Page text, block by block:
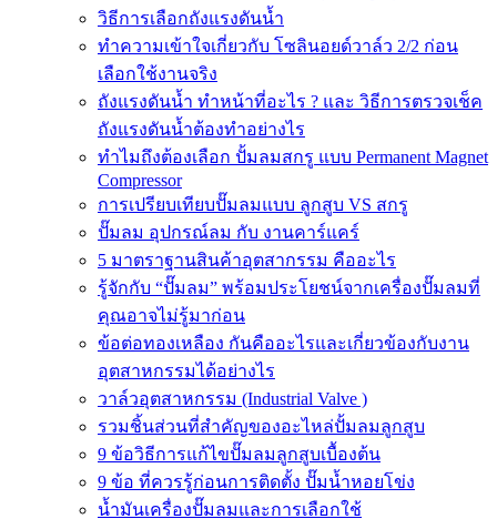
วิธีการเลือกถังแรงดันน้ำ
ทำความเข้าใจเกี่ยวกับ โซลินอยด์วาล์ว 2/2 ก่อน
เลือกใช้งานจริง
ถังแรงดันน้ำ ทำหน้าที่อะไร ? และ วิธีการตรวจเช็ค
ถังแรงดันน้ำต้องทำอย่างไร
ทำไมถึงต้องเลือก ปั้มลมสกรู แบบ Permanent Magnet
Compressor
การเปรียบเทียบปั๊มลมแบบ ลูกสูบ VS สกรู
ปั๊มลม อุปกรณ์ลม กับ งานคาร์แคร์
5 มาตราฐานสินค้าอุตสากรรม คืออะไร
รู้จักกับ “ปั๊มลม” พร้อมประโยชน์จากเครื่องปั๊มลมที่
คุณอาจไม่รู้มาก่อน
ข้อต่อทองเหลือง กันคืออะไรและเกี่ยวข้องกับงาน
อุตสาหกรรมได้อย่างไร
วาล์วอุตสาหกรรม (Industrial Valve )
รวมชิ้นส่วนที่สำคัญของอะไหล่ปั้มลมลูกสูบ
9 ข้อวิธีการแก้ไขปั๊มลมลูกสูบเบื้องต้น
9 ข้อ ที่ควรรู้ก่อนการติดตั้ง ปั๊มน้ำหอยโข่ง
น้ำมันเครื่องปั๊มลมและการเลือกใช้